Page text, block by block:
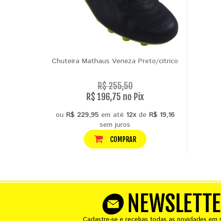
Chuteira Mathaus Veneza Preto/cítrico
R$ 255,50
R$ 196,75 no Pix
ou R$ 229,95em até 12xde R$ 19,16
sem juros
COMPRAR